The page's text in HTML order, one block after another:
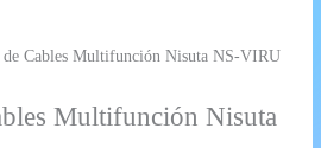
de Cables Multifunción Nisuta NS-VIRU
Multifunción Nisuta